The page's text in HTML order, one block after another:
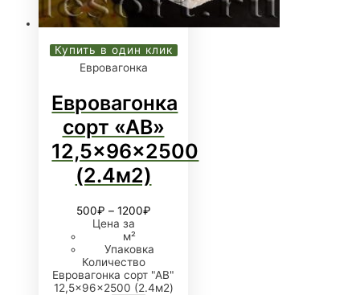
Купить в один клик
Евровагонка
Евровагонка
сорт «АB»
12,5x96x2500
(2.4м2)
500₽ – 1200₽
Цена за
м²
Упаковка
Количество
Евровагонка сорт "АB"
12,5x96x2500 (2.4м2)